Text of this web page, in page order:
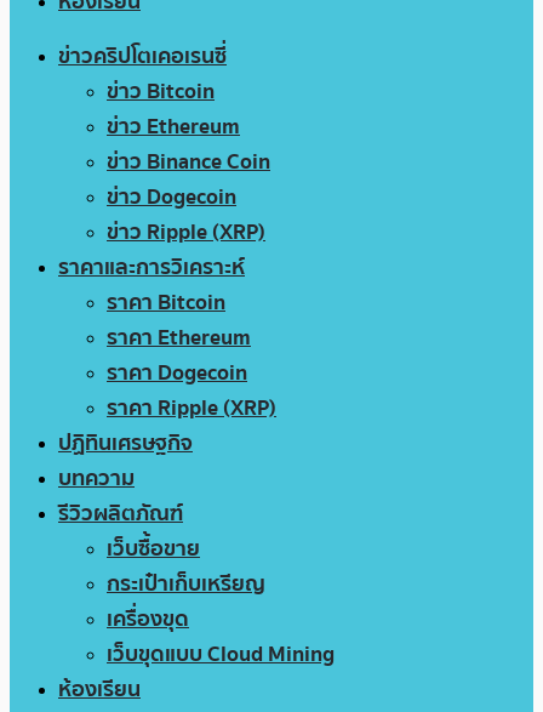
ข่าวคริปโตเคอเรนซี่
ข่าว Bitcoin
ข่าว Ethereum
ข่าว Binance Coin
ข่าว Dogecoin
ข่าว Ripple (XRP)
ราคาและการวิเคราะห์
ราคา Bitcoin
ราคา Ethereum
ราคา Dogecoin
ราคา Ripple (XRP)
ปฏิทินเศรษฐกิจ
บทความ
รีวิวผลิตภัณฑ์
เว็บซื้อขาย
กระเป๋าเก็บเหรียญ
เครื่องขุด
เว็บขุดแบบ Cloud Mining
ห้องเรียน